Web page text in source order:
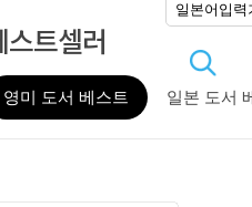
일본어입력
스트셀러
영미 도서 베스트 일본 도서